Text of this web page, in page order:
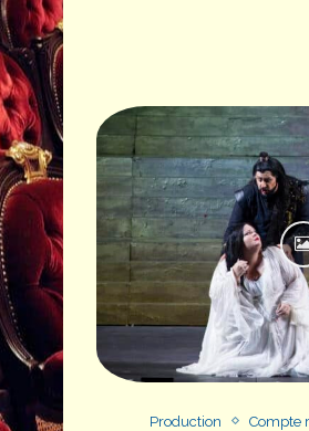
Production Compte